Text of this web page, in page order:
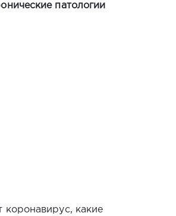
патологии
коронавирус, какие